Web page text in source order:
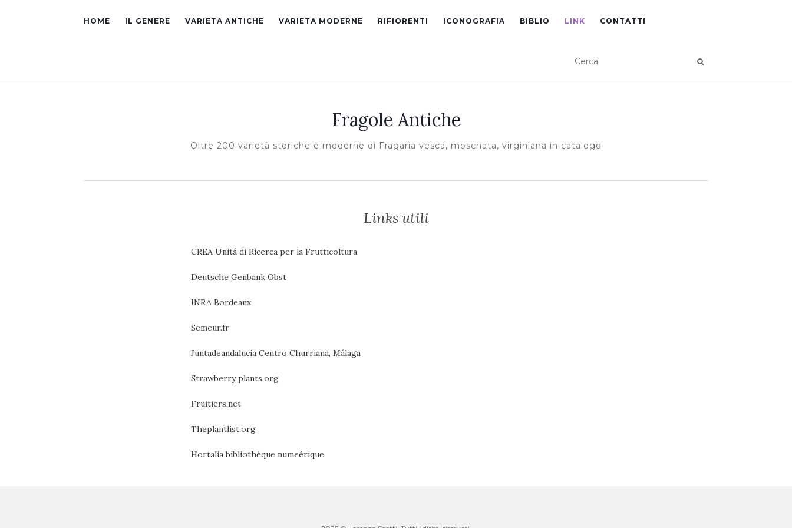
HOME IL GENERE VARIETA ANTICHE VARIETA MODERNE RIFIORENTI ICONOGRAFIA BIBLIO LINK CONTATTI
Fragole Antiche
Oltre 200 varietà storiche e moderne di Fragaria vesca, moschata, virginiana in catalogo
Links utili
CREA Unitá di Ricerca per la Frutticoltura
Deutsche Genbank Obst
INRA Bordeaux
Semeur.fr
Juntadeandalucia Centro Churriana, Málaga
Strawberry plants.org
Fruitiers.net
Theplantlist.org
Hortalia bibliothèque numeérique